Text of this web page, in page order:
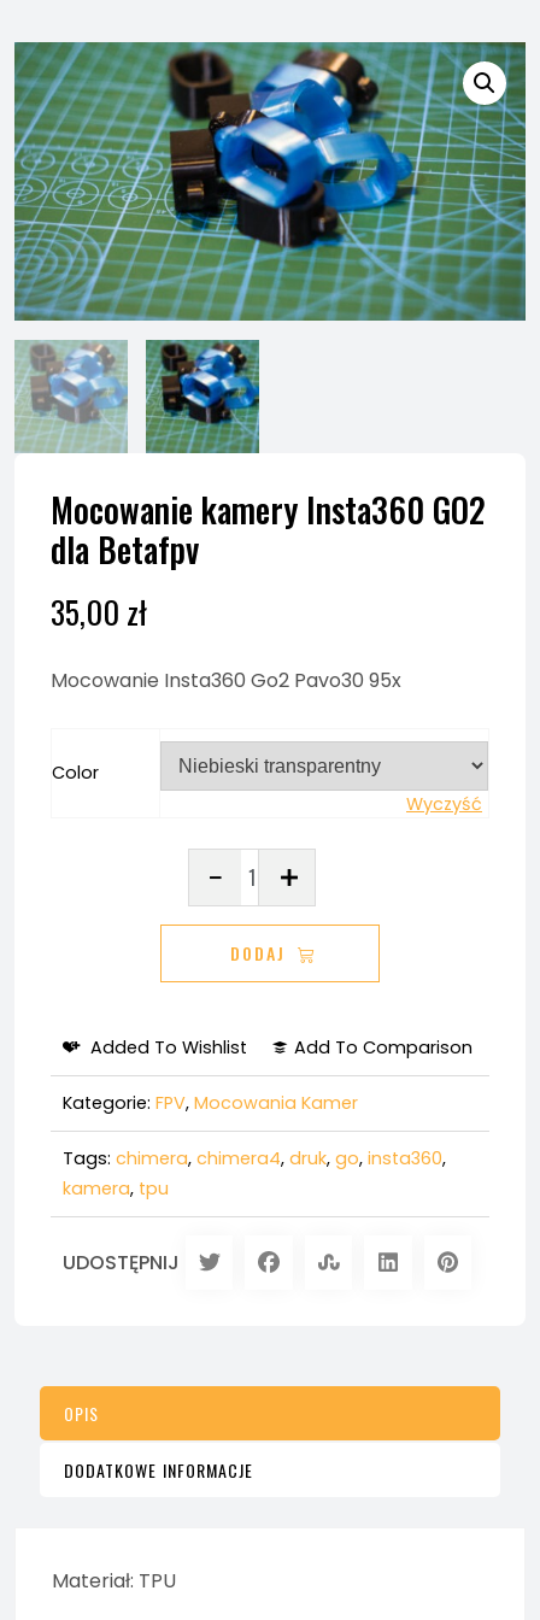
Mocowanie kamery Insta360 GO2
dla Betafpv
35,00 zł
Mocowanie Insta360 Go2 Pavo30 95x
Color
Wyczyść
kamery
Insta360
DODAJ
Added To Wishlist Add To Comparison
Kategorie: FPV, Mocowania Kamer
Tags: chimera, chimera4, druk, go, insta360,
kamera, tpu
UDOSTĘPNIJ
OPIS
DODATKOWE INFORMACJE
Materiał: TPU